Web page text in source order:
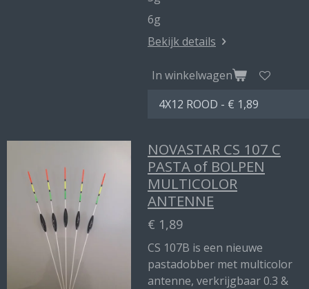
6g
Bekijk details
In winkelwagen
NOVASTAR CS 107 C
PASTA of BOLPEN
MULTICOLOR
ANTENNE
€ 1,89
CS 107B is een nieuwe
pastadobber met multicolor
antenne, verkrijgbaar 0.3 &